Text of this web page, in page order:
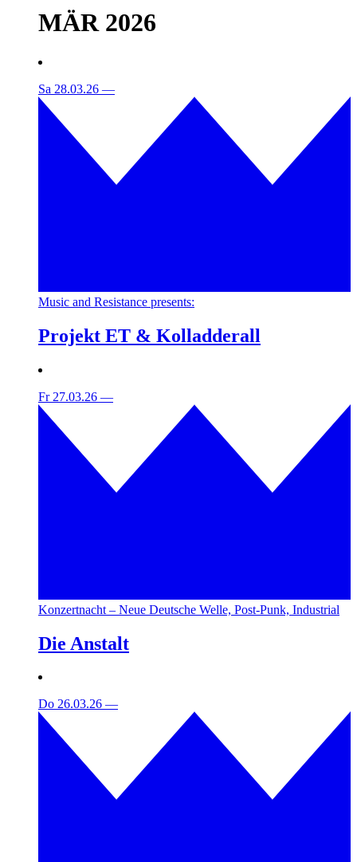
MÄR 2026
Sa 28.03.26 —
Music and Resistance presents:
Projekt ET & Kolladderall
Fr 27.03.26 —
Konzertnacht – Neue Deutsche Welle, Post-Punk, Industrial
Die Anstalt
Do 26.03.26 —